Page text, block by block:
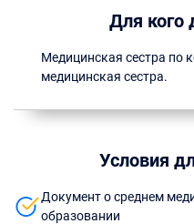
Для кого
Медицинская сестра по
медицинская сестра.
Условия
Документ о среднем
образовании